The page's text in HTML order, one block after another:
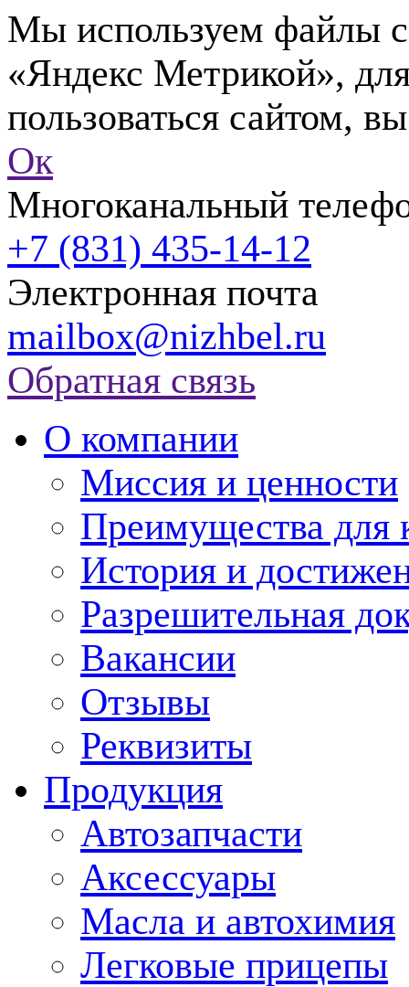
Мы используем файлы
«Яндекс Метрикой»,
пользоваться сайтом,
Ок
Многоканальный
+7 (831) 435-14-12
Электронная почта
mailbox@nizhbel.ru
Обратная связь
О компании
Миссия и ценности
Преимущества для
История и
Разрешительная
Вакансии
Отзывы
Реквизиты
Продукция
Автозапчасти
Аксессуары
Масла и автохимия
Легковые прицепы